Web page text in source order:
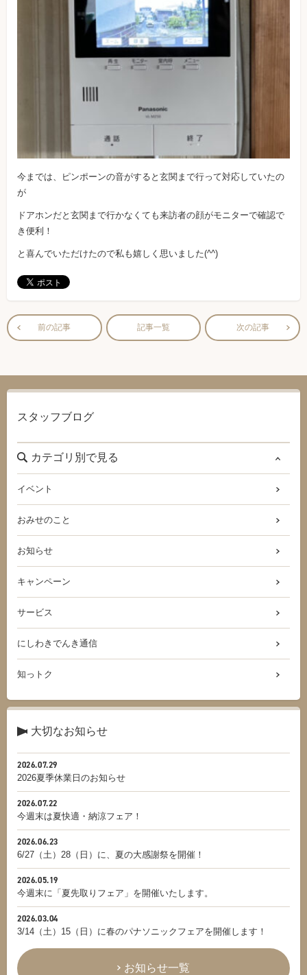
今までは、ピンポーンの音がすると玄関まで行って対応していたの
が
ドアホンだと玄関まで行かなくても来訪者の顔がモニターで確認で
き便利！
と喜んでいただけたので私も嬉しく思いました(^^)
前の記事 記事一覧 次の記事
スタッフブログ
カテゴリ別で見る
イベント
おみせのこと
お知らせ
キャンペーン
サービス
にしわきでんき通信
知っトク
大切なお知らせ
2026.07.29
2026夏季休業日のお知らせ
2026.07.22
今週末は夏快適・納涼フェア！
2026.06.23
6/27（土）28（日）に、夏の大感謝祭を開催！
2026.05.19
今週末に「夏先取りフェア」を開催いたします。
2026.03.04
3/14（土）15（日）に春のパナソニックフェアを開催します！
お知らせ一覧